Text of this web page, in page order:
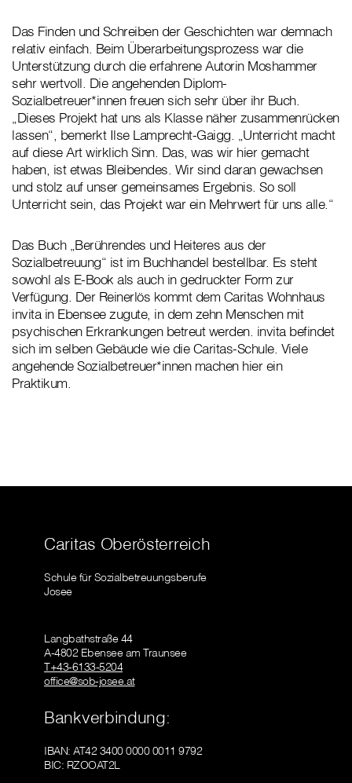
Das Finden und Schreiben der Geschichten war demnach
relativ einfach. Beim Überarbeitungsprozess war die
Unterstützung durch die erfahrene Autorin Moshammer
sehr wertvoll. Die angehenden Diplom-
Sozialbetreuer*innen freuen sich sehr über ihr Buch.
„Dieses Projekt hat uns als Klasse näher zusammenrücken
lassen“, bemerkt Ilse Lamprecht-Gaigg. „Unterricht macht
auf diese Art wirklich Sinn. Das, was wir hier gemacht
haben, ist etwas Bleibendes. Wir sind daran gewachsen
und stolz auf unser gemeinsames Ergebnis. So soll
Unterricht sein, das Projekt war ein Mehrwert für uns alle.“
Das Buch „Berührendes und Heiteres aus der
Sozialbetreuung“ ist im Buchhandel bestellbar. Es steht
sowohl als E-Book als auch in gedruckter Form zur
Verfügung. Der Reinerlös kommt dem Caritas Wohnhaus
invita in Ebensee zugute, in dem zehn Menschen mit
psychischen Erkrankungen betreut werden. invita befindet
sich im selben Gebäude wie die Caritas-Schule. Viele
angehende Sozialbetreuer*innen machen hier ein
Praktikum.
Caritas Oberösterreich
Schule für Sozialbetreuungsberufe
Josee
Langbathstraße 44
A-4802 Ebensee am Traunsee
T+43-6133-5204
office@sob-josee.at
Bankverbindung:
IBAN: AT42 3400 0000 0011 9792
BIC: RZOOAT2L